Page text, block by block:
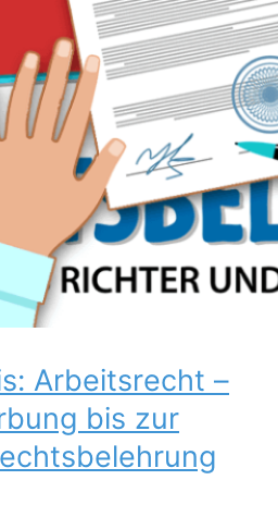
Arbeitsrecht –
bis zur